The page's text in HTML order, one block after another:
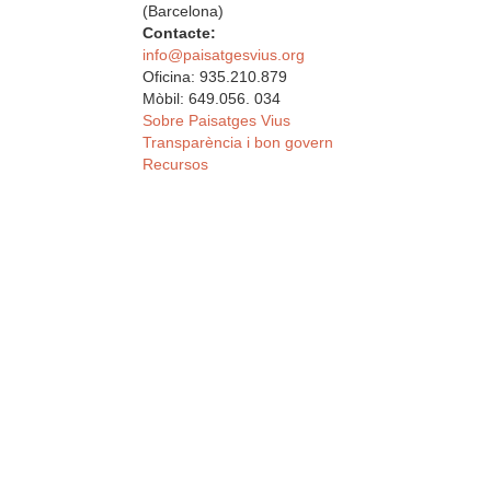
(Barcelona)
Contacte:
info@paisatgesvius.org
Oficina: 935.210.879
Mòbil: 649.056. 034
Sobre Paisatges Vius
Transparència i bon govern
Recursos